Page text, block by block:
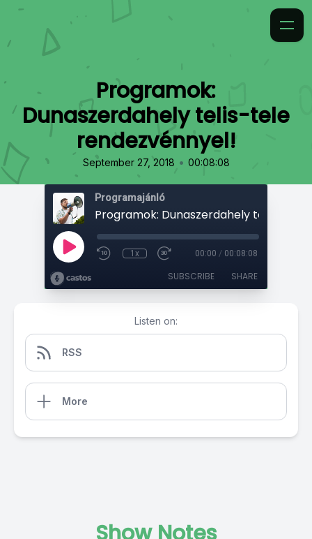
Programok:
Dunaszerdahely telis-tele
rendezvénnyel!
September 27, 2018 • 00:08:08
Programajánló
1x 00:00 / 00:08:08
SUBSCRIBE SHARE
Listen on:
RSS
More